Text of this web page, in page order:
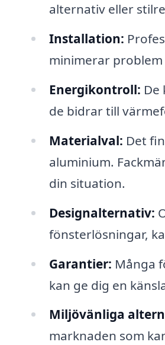
alternativ eller
Installation:
minimerar
Energikontroll: De
de bidrar till
Materialval: Det
aluminium.
din situation.
Designalternativ:
fönsterlösningar,
Garantier: Många
kan ge dig en
Miljövänliga
marknaden som